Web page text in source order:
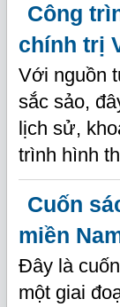
Công
chính trị
Với nguồn
sắc sảo,
lịch sử,
trình hình
Cuốn
miền
Đây là
một giai